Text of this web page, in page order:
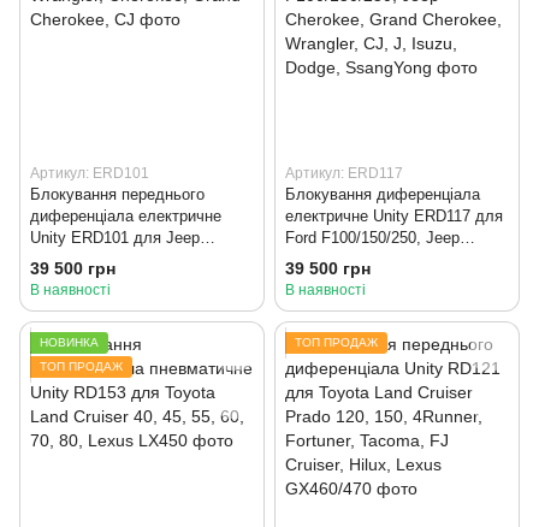
Артикул: ERD101
Блокування переднього
диференціала електричне
Unity ERD101 для Jeep
Wrangler, Cherokee, Grand
Cherokee, CJ
39 500 грн
В наявності
Артикул: ERD117
Блокування диференціала
електричне Unity ERD117 для
Ford F100/150/250, Jeep
Cherokee, Grand Cherokee,
Wrangler, CJ, J, Isuzu, Dodge,
39 500 грн
В наявності
НОВИНКА
ТОП ПРОДАЖ
ТОП ПРОДАЖ